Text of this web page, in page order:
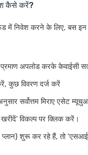
कैसे करें?
में निवेश करने के लिए, बस इन
अपलोड करके केवाईसी
कुछ विवरण दर्ज करें
सर्वोत्तम मिराए एसेट
विकल्प पर क्लिक करें।
शुरू कर रहे हैं, तो